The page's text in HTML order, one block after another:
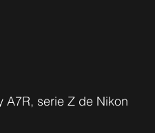
A7R, serie Z de Nikon